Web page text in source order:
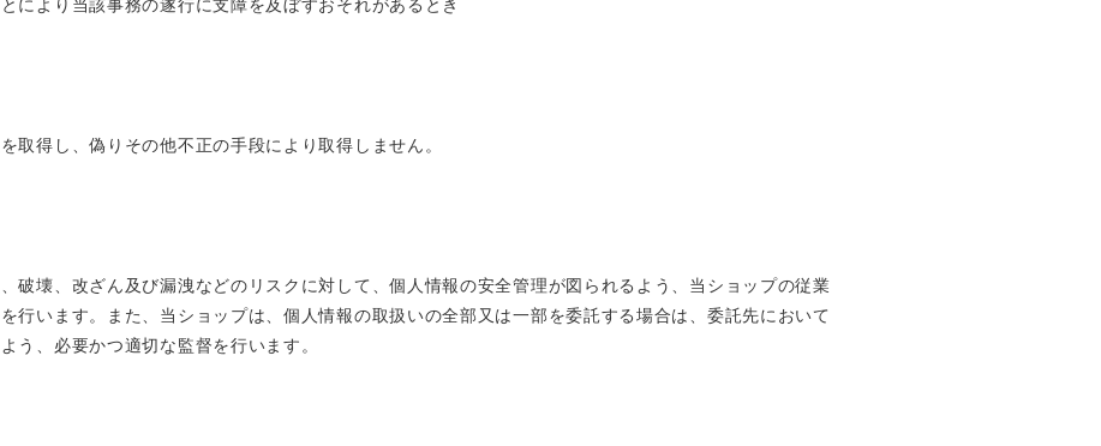
により当該事務の遂行に支障を及ぼすおそれがあるとき
取得し、偽りその他不正の手段により取得しません。
破壊、改ざん及び漏洩などのリスクに対して、個人情報の安全管理が図られるよう、当ショップの従業
行います。また、当ショップは、個人情報の取扱いの全部又は一部を委託する場合は、委託先において
う、必要かつ適切な監督を行います。